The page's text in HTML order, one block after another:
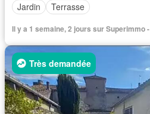
Jardin
Terrasse
Il y a 1 semaine, 2 jours sur Superimmo
Très demandée